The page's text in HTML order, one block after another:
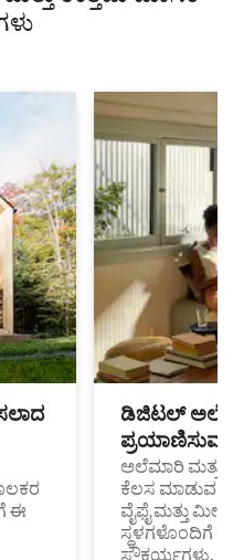
ಈ
ಡಿಜಿಟಲ್
ಪ್ರಯಾಣಿಸುವ
ಅಲೆಮಾರಿ ಮತ್ತು
ಕೆಲಸ ಮಾಡುವ
ವೈಫೈ ಮತ್ತು
ಸ್ಥಳಗಳೊಂದಿಗೆ
ಸೌಕರ್ಯಗಳು.